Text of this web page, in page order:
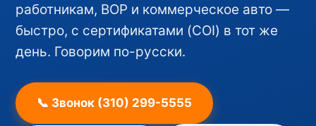
работникам, BOP и коммерческое авто —
быстро, с сертификатами (COI) в тот же
день. Говорим по-русски.
📞 Звонок (310) 299-5555